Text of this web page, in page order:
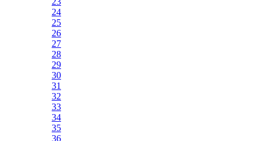
24
25
26
27
28
29
30
31
32
33
34
35
36